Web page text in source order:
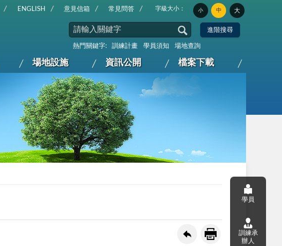
ENGLISH 意見信箱 常見問答 字級大小： 小 中 大
熱門關鍵字: 訓練計畫 學員須知 場地查詢
場地設施 資訊公開 檔案下載
學員
訓練承
辦人